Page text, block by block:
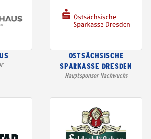
OSTSÄCHSISCHE
SPARKASSE DRESDEN
Hauptsponsor Nachwuchs